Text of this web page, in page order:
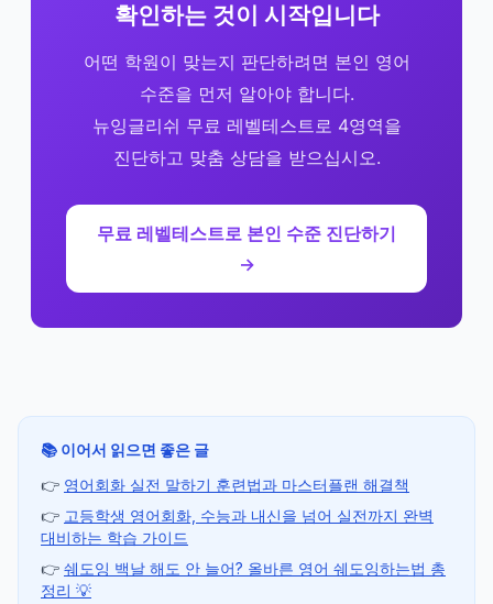
확인하는 것이 시작입니다
어떤 학원이 맞는지 판단하려면 본인 영어
수준을 먼저 알아야 합니다.
뉴잉글리쉬 무료 레벨테스트로 4영역을
진단하고 맞춤 상담을 받으십시오.
무료 레벨테스트로 본인 수준 진단하기
→
📚 이어서 읽으면 좋은 글
👉 영어회화 실전 말하기 훈련법과 마스터플랜 해결책
👉 고등학생 영어회화, 수능과 내신을 넘어 실전까지 완벽
대비하는 학습 가이드
👉 쉐도잉 백날 해도 안 늘어? 올바른 영어 쉐도잉하는법 총
정리 💡